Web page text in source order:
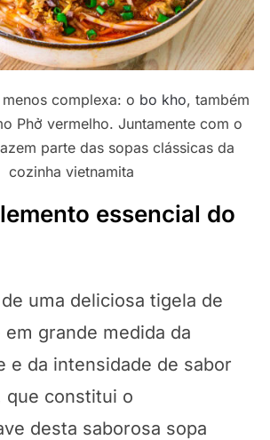
complexa: o bo kho, também
Phở vermelho. Juntamente com o
parte das sopas clássicas da
cozinha vietnamita
essencial do
uma deliciosa tigela de
em grande medida da
e da intensidade de sabor
que constitui o
desta saborosa sopa